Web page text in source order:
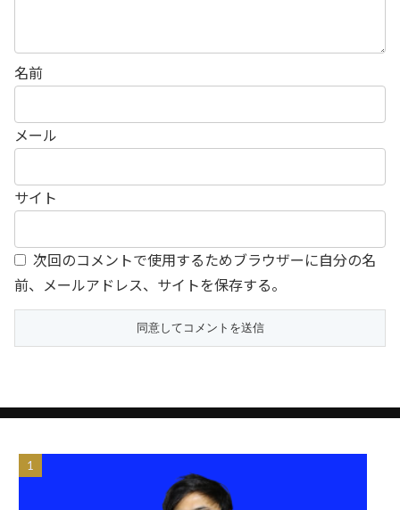
名前
メール
サイト
次回のコメントで使用するためブラウザーに自分の名
前、メールアドレス、サイトを保存する。